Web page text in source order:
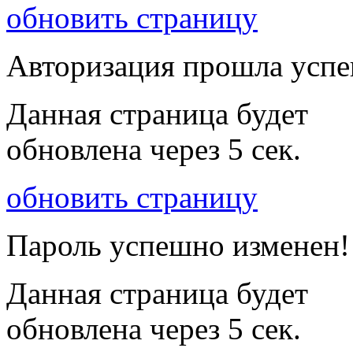
обновить страницу
Авторизация прошла
Данная страница будет
обновлена через 5 сек.
обновить страницу
Пароль успешно изменен!
Данная страница будет
обновлена через 5 сек.